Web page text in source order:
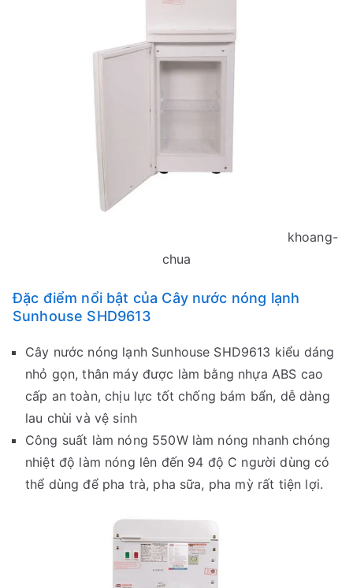
khoang-
chua
Đặc điểm nổi bật của Cây nước nóng lạnh
Sunhouse SHD9613
Cây nước nóng lạnh Sunhouse SHD9613 kiểu dáng
nhỏ gọn, thân máy được làm bằng nhựa ABS cao
cấp an toàn, chịu lực tốt chống bám bẩn, dễ dàng
lau chùi và vệ sinh
Công suất làm nóng 550W làm nóng nhanh chóng
nhiệt độ làm nóng lên đến 94 độ C người dùng có
thể dùng để pha trà, pha sữa, pha mỳ rất tiện lợi.